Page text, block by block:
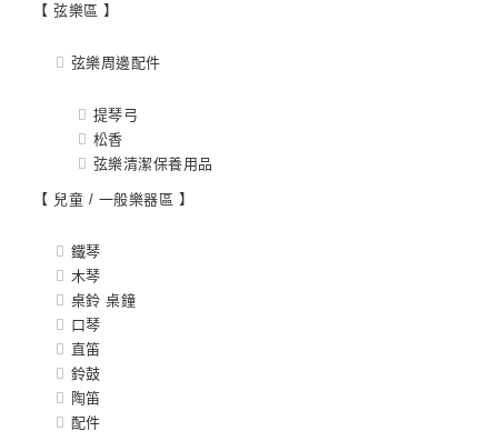
【 弦樂區 】
弦樂周邊配件
提琴弓
松香
弦樂清潔保養用品
【 兒童 / 一般樂器區 】
鐵琴
木琴
桌鈴 桌鐘
口琴
直笛
鈴鼓
陶笛
配件